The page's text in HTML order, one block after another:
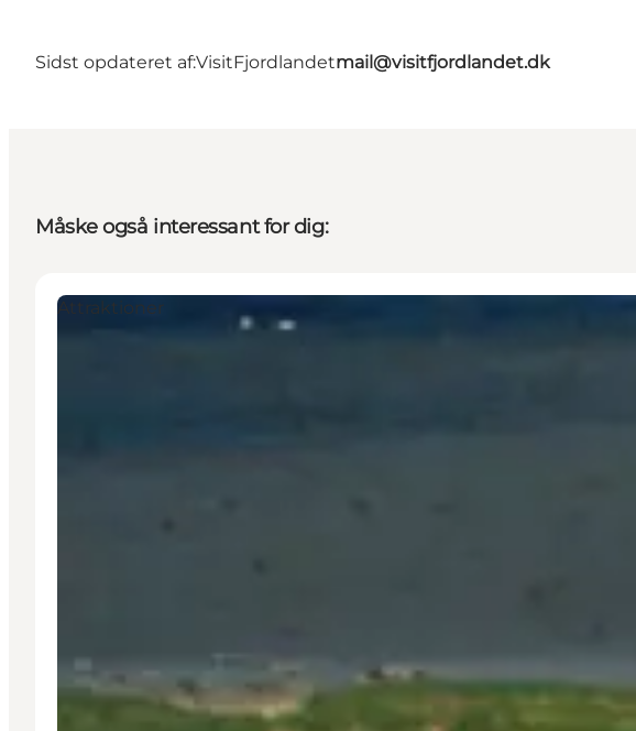
Sidst opdateret af:VisitFjordlandetmail@visitfjordlandet.dk
Måske også interessant for dig:
Attraktioner